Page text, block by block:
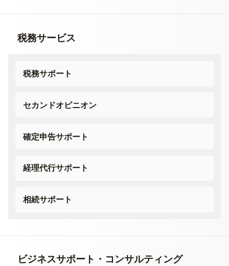
税務サービス
税務サポート
セカンドオピニオン
確定申告サポート
経理代行サポート
相続サポート
ビジネスサポート・ コンサルティング